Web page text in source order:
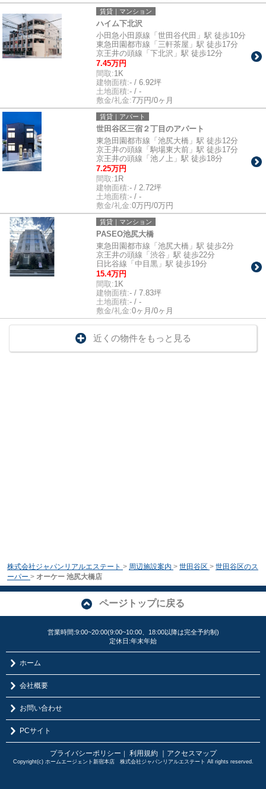
賃貸｜マンション
ハイム下北沢
小田急小田原線「世田谷代田」駅 徒歩10分
東急田園都市線「三軒茶屋」駅 徒歩17分
京王井の頭線「下北沢」駅 徒歩12分
7.45万円
間取:1K
建物面積:- / 6.92坪
土地面積:- / -
敷金/礼金:7万円/0ヶ月
賃貸｜アパート
世田谷区三宿２丁目のアパート
東急田園都市線「池尻大橋」駅 徒歩12分
京王井の頭線「駒場東大前」駅 徒歩17分
京王井の頭線「池ノ上」駅 徒歩18分
7.25万円
間取:1R
建物面積:- / 2.72坪
土地面積:- / -
敷金/礼金:0万円/0万円
賃貸｜マンション
PASEO池尻大橋
東急田園都市線「池尻大橋」駅 徒歩2分
京王井の頭線「渋谷」駅 徒歩22分
日比谷線「中目黒」駅 徒歩19分
15.4万円
間取:1K
建物面積:- / 7.83坪
土地面積:- / -
敷金/礼金:0ヶ月/0ヶ月
近くの物件をもっと見る
株式会社ジャパンリアルエステート > 周辺施設案内 > 世田谷区 > 世田谷区のス
ーパー > オーケー 池尻大橋店
ページトップに戻る
営業時間:9:00~20:00(9:00~10:00、18:00以降は完全予約制)
定休日:年末年始
ホーム
会社概要
お問い合わせ
PCサイト
プライバシーポリシー ｜ 利用規約 ｜アクセスマップ
Copyright(c) ホームエージェント新宿本店 株式会社ジャパンリアルエステート All rights reserved.